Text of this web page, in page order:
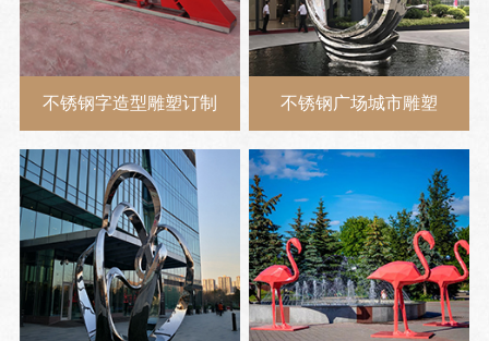
不锈钢字造型雕塑订制 不锈钢广场城市雕塑